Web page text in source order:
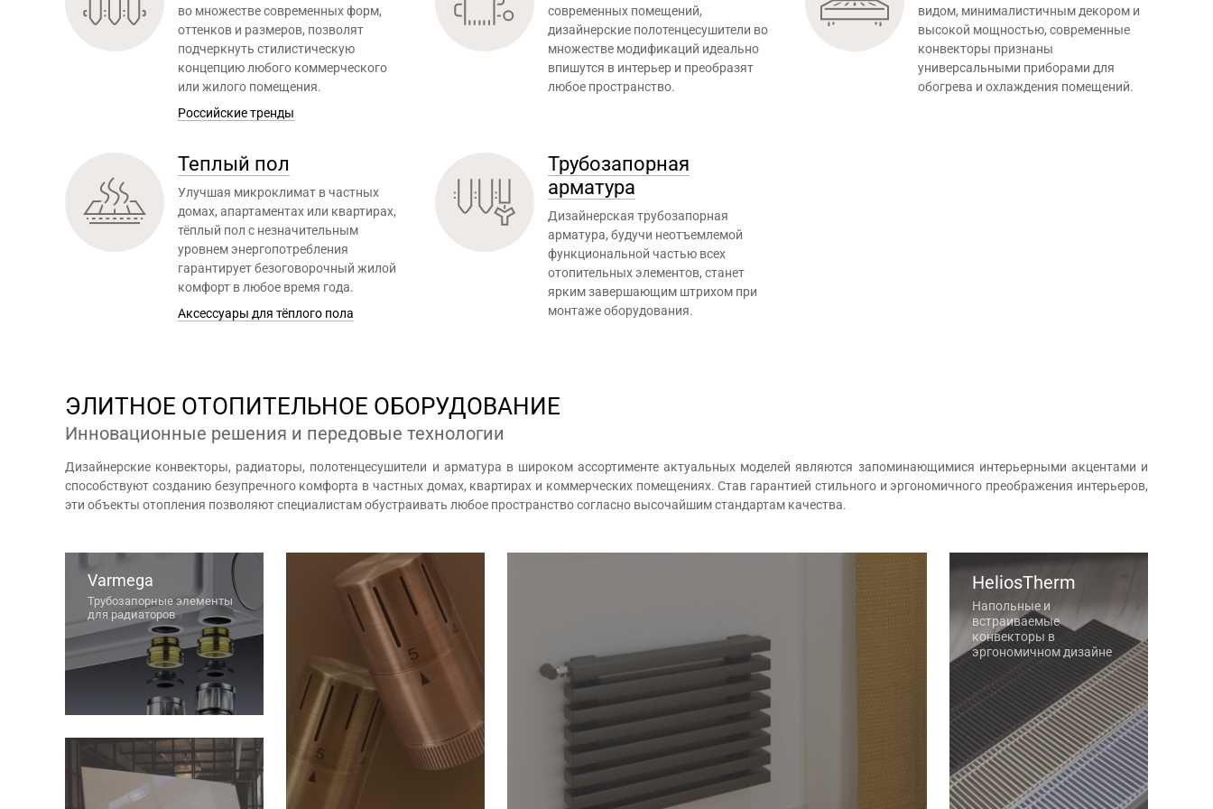
во множестве современных форм,
оттенков и размеров, позволят
подчеркнуть стилистическую
концепцию любого коммерческого
или жилого помещения.
Российские тренды
современных помещений,
дизайнерские полотенцесушители во
множестве модификаций идеально
впишутся в интерьер и преобразят
любое пространство.
видом, минималистичным декором и
высокой мощностью, современные
конвекторы признаны
универсальными приборами для
обогрева и охлаждения помещений.
Теплый пол
Улучшая микроклимат в частных
домах, апартаментах или квартирах,
тёплый пол с незначительным
уровнем энергопотребления
гарантирует безоговорочный жилой
комфорт в любое время года.
Аксессуары для тёплого пола
Трубозапорная
арматура
Дизайнерская трубозапорная
арматура, будучи неотъемлемой
функциональной частью всех
отопительных элементов, станет
ярким завершающим штрихом при
монтаже оборудования.
ЭЛИТНОЕ ОТОПИТЕЛЬНОЕ ОБОРУДОВАНИЕ
Инновационные решения и передовые технологии
Дизайнерские конвекторы, радиаторы, полотенцесушители и арматура в широком ассортименте актуальных моделей являются запоминающимися интерьерными акцентами и
способствуют созданию безупречного комфорта в частных домах, квартирах и коммерческих помещениях. Став гарантией стильного и эргономичного преображения интерьеров,
эти объекты отопления позволяют специалистам обустраивать любое пространство согласно высочайшим стандартам качества.
Varmega
Трубозапорные элементы
для радиаторов
HeliosTherm
Напольные и
встраиваемые
конвекторы в
эргономичном дизайне